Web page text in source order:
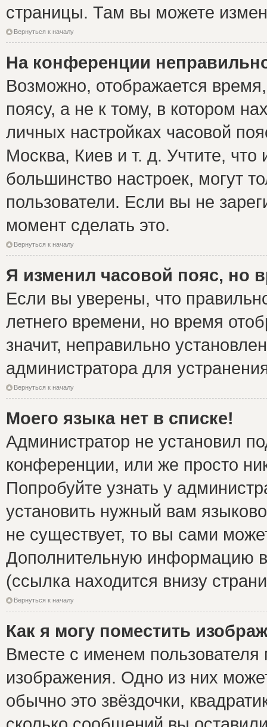
страницы. Там вы можете
Вернуться к началу
На конференции
Возможно, отображается
поясу, а не к тому, в котором
личных настройках часовой
Москва, Киев и т. д. Учтите, что
большинство настроек, могут
пользователи. Если вы не
момент сделать это.
Вернуться к началу
Я изменил часовой пояс, но
Если вы уверены, что
летнего времени, но время
значит, неправильно
администратора для
Вернуться к началу
Моего языка нет в списке!
Администратор не установил
конференции, или же просто
Попробуйте узнать у
установить нужный вам
не существует, то вы сами
Дополнительную информацию
(ссылка находится внизу
Вернуться к началу
Как я могу поместить
Вместе с именем пользователя
изображения. Одно из них
обычно это звёздочки,